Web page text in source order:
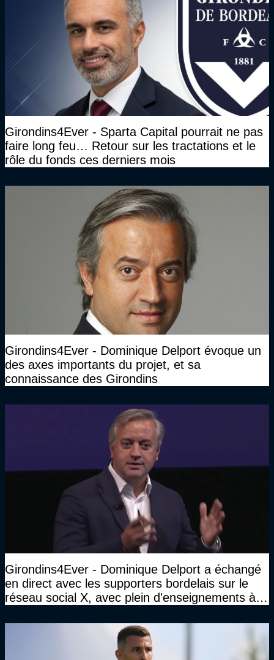
Girondins4Ever - Sparta Capital pourrait ne pas
faire long feu… Retour sur les tractations et le
rôle du fonds ces derniers mois
Girondins4Ever - Dominique Delport évoque un
des axes importants du projet, et sa
connaissance des Girondins
Girondins4Ever - Dominique Delport a échangé
en direct avec les supporters bordelais sur le
réseau social X, avec plein d'enseignements à la